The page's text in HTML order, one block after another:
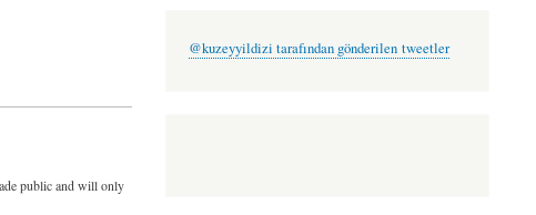
public and will only
@kuzeyyildizi tarafından gönderilen tweetler